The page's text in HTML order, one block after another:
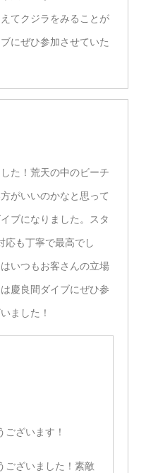
てクジラをみることが
にぜひ参加させていた
た！荒天の中のビーチ
がいいのかなと思って
ブになりました。スタ
応も丁寧で最高でし
いつもお客さんの立場
慶良間ダイブにぜひ参
ました！
ざいます！
ございました！素敵